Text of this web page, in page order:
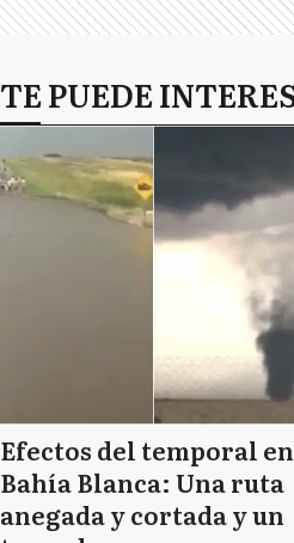
TE PUEDE
Efectos del temporal en
Bahía Blanca: Una ruta
anegada y cortada y un